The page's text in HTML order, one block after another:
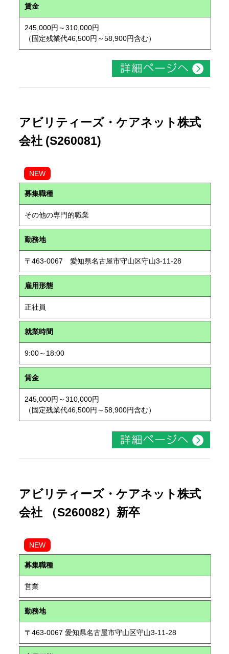
賃金
245,000円～310,000円
（固定残業代46,500円～58,900円含む）
アビリティーズ・ケアネット株式
会社 (S260081)
NEW
募集職種
その他の専門的職業
勤務地
〒463-0067 愛知県名古屋市守山区守山3-11-28
雇用形態
正社員
就業時間
9:00～18:00
賃金
245,000円～310,000円
（固定残業代46,500円～58,900円含む）
アビリティーズ・ケアネット株式
会社 （S260082）新卒
NEW
募集職種
営業
勤務地
〒463-0067 愛知県名古屋市守山区守山3-11-28